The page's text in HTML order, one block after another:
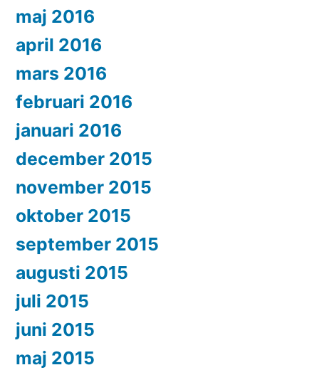
maj 2016
april 2016
mars 2016
februari 2016
januari 2016
december 2015
november 2015
oktober 2015
september 2015
augusti 2015
juli 2015
juni 2015
maj 2015